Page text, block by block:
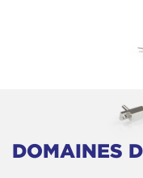
DOMAINES